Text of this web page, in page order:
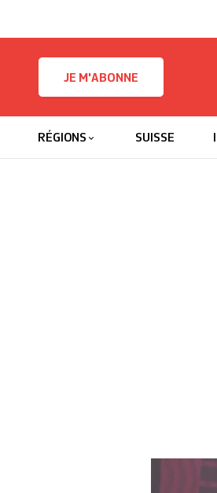
JE M'ABONNE
RÉGIONS SUISSE